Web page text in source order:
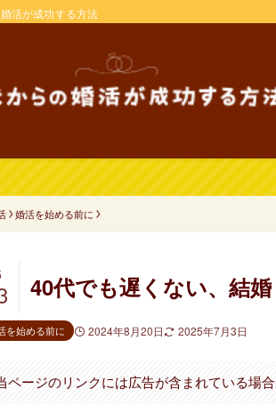
活が成功する方法
婚活を始める前に
40代でも遅くない、結
を始める前に 2024年8月20日 2025年7月3日
ページのリンクには広告が含まれている場合